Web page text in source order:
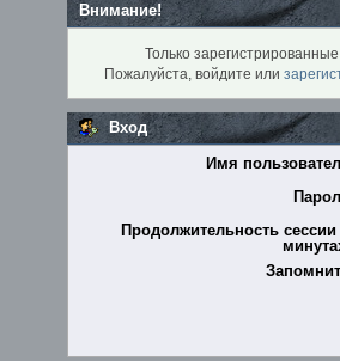
Внимание!
Только
Пожалуйста, войдите или
Вход
Имя
Продолжительность сессии